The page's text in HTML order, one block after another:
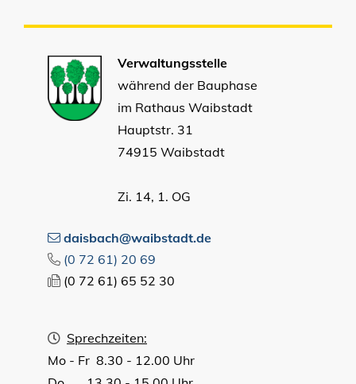
Verwaltungsstelle
während der Bauphase
im Rathaus Waibstadt
Hauptstr. 31
74915 Waibstadt
Zi. 14, 1. OG
daisbach@waibstadt.de
(0 72 61) 20 69
(0 72 61) 65 52 30
Sprechzeiten:
Mo - Fr 8.30 - 12.00 Uhr